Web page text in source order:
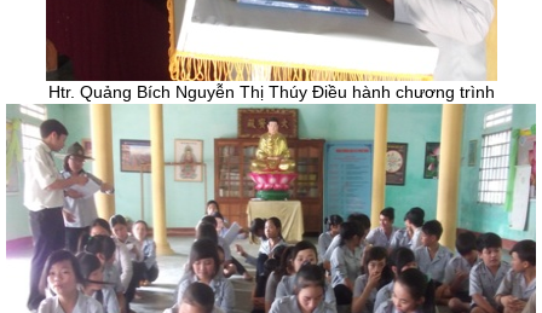
Htr. Quảng Bích Nguyễn Thị Thúy Điều hành chương trình